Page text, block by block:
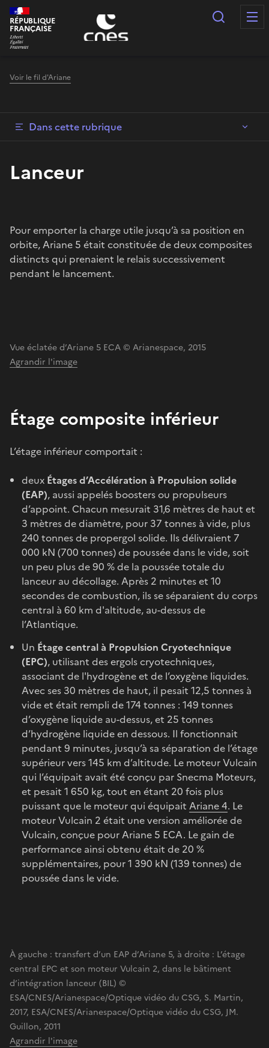
Panneau de gestion des cookies
RÉPUBLIQUE
FRANÇAISE
Voir le fil d'Ariane
Dans cette rubrique
Lanceur
Pour emporter la charge utile jusqu’à sa position en
orbite, Ariane 5 était constituée de deux composites
distincts qui prenaient le relais successivement
pendant le lancement.
Vue éclatée d’Ariane 5 ECA © Arianespace, 2015
Agrandir l'image
Étage composite inférieur
L’étage inférieur comportait :
deux Étages d’Accélération à Propulsion solide
(EAP), aussi appelés boosters ou propulseurs
d’appoint. Chacun mesurait 31,6 mètres de haut et
3 mètres de diamètre, pour 37 tonnes à vide, plus
240 tonnes de propergol solide. Ils délivraient 7
000 kN (700 tonnes) de poussée dans le vide, soit
un peu plus de 90 % de la poussée totale du
lanceur au décollage. Après 2 minutes et 10
secondes de combustion, ils se séparaient du corps
central à 60 km d'altitude, au-dessus de
l’Atlantique.
Un Étage central à Propulsion Cryotechnique
(EPC), utilisant des ergols cryotechniques,
associant de l'hydrogène et de l’oxygène liquides.
Avec ses 30 mètres de haut, il pesait 12,5 tonnes à
vide et était rempli de 174 tonnes : 149 tonnes
d’oxygène liquide au-dessus, et 25 tonnes
d’hydrogène liquide en dessous. Il fonctionnait
pendant 9 minutes, jusqu’à sa séparation de l’étage
supérieur vers 145 km d’altitude. Le moteur Vulcain
qui l’équipait avait été conçu par Snecma Moteurs,
et pesait 1 650 kg, tout en étant 20 fois plus
puissant que le moteur qui équipait Ariane 4. Le
moteur Vulcain 2 était une version améliorée de
Vulcain, conçue pour Ariane 5 ECA. Le gain de
performance ainsi obtenu était de 20 %
supplémentaires, pour 1 390 kN (139 tonnes) de
poussée dans le vide.
À gauche : transfert d’un EAP d’Ariane 5, à droite : L’étage
central EPC et son moteur Vulcain 2, dans le bâtiment
d’intégration lanceur (BIL) ©
ESA/CNES/Arianespace/Optique vidéo du CSG, S. Martin,
2017, ESA/CNES/Arianespace/Optique vidéo du CSG, JM.
Guillon, 2011
Agrandir l'image